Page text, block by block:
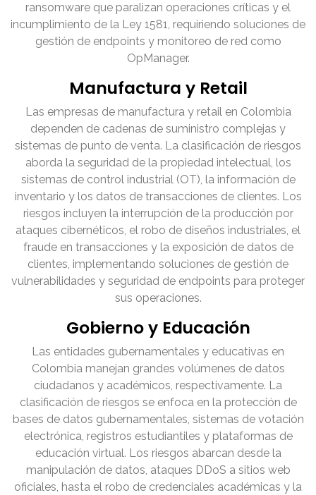
ransomware que paralizan operaciones críticas y el
incumplimiento de la Ley 1581, requiriendo soluciones de
gestión de endpoints y monitoreo de red como
OpManager.
Manufactura y Retail
Las empresas de manufactura y retail en Colombia
dependen de cadenas de suministro complejas y
sistemas de punto de venta. La clasificación de riesgos
aborda la seguridad de la propiedad intelectual, los
sistemas de control industrial (OT), la información de
inventario y los datos de transacciones de clientes. Los
riesgos incluyen la interrupción de la producción por
ataques cibernéticos, el robo de diseños industriales, el
fraude en transacciones y la exposición de datos de
clientes, implementando soluciones de gestión de
vulnerabilidades y seguridad de endpoints para proteger
sus operaciones.
Gobierno y Educación
Las entidades gubernamentales y educativas en
Colombia manejan grandes volúmenes de datos
ciudadanos y académicos, respectivamente. La
clasificación de riesgos se enfoca en la protección de
bases de datos gubernamentales, sistemas de votación
electrónica, registros estudiantiles y plataformas de
educación virtual. Los riesgos abarcan desde la
manipulación de datos, ataques DDoS a sitios web
oficiales, hasta el robo de credenciales académicas y la